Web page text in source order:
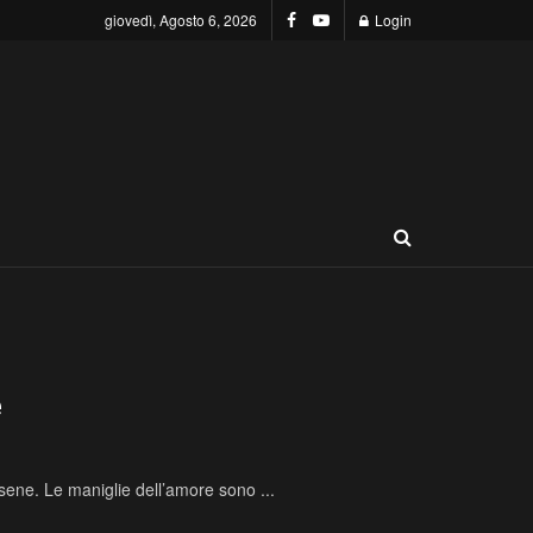
giovedì, Agosto 6, 2026 Login
Le maniglie dell’amore sono ...